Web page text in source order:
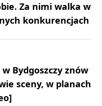
Za nimi walka w
konkurencjach
Bydgoszczy znów
sceny, w planach